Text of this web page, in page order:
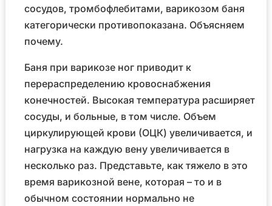
сосудов, тромбофлебитами, варикозом баня
категорически противопоказана. Объясняем
почему.
Баня при варикозе ног приводит к
перераспределению кровоснабжения
конечностей. Высокая температура расширяет
сосуды, и больные, в том числе. Объем
циркулирующей крови (ОЦК) увеличивается, и
нагрузка на каждую вену увеличивается в
несколько раз. Представьте, как тяжело в это
время варикозной вене, которая – то и в
обычном состоянии нормально не